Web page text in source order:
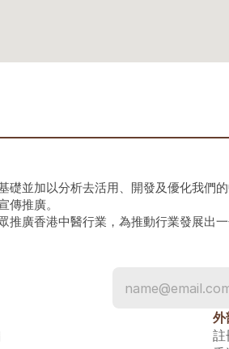
礎並加以分析去活用、開發及優化我們
傳推廣。
推廣香港中醫行業，為推動行業發展出一
外
註